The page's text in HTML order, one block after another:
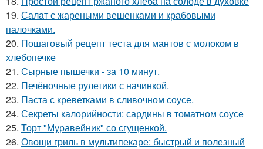
19. Салат с жареными вешенками и крабовыми
палочками.
20. Пошаговый рецепт теста для мантов с молоком в
хлебопечке
21. Сырные пышечки - за 10 минут.
22. Печёночные рулетики с начинкой.
23. Паста с креветками в сливочном соусе.
24. Секреты калорийности: сардины в томатном соусе
25. Торт "Муравейник" со сгущенкой.
26. Овощи гриль в мультипекаре: быстрый и полезный